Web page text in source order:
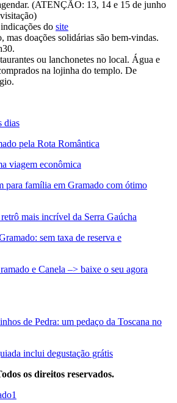
(ATENÇÃO: 13, 14 e 15 de junho
do site
mas doações solidárias são bem-vindas.
ou lanchonetes no local. Água e
na lojinha do templo. De
dias
pela Rota Romântica
viagem econômica
para família em Gramado com ótimo
mais incrível da Serra Gaúcha
sem taxa de reserva e
e Canela –> baixe o seu agora
de Pedra: um pedaço da Toscana no
inclui degustação grátis
os direitos reservados.